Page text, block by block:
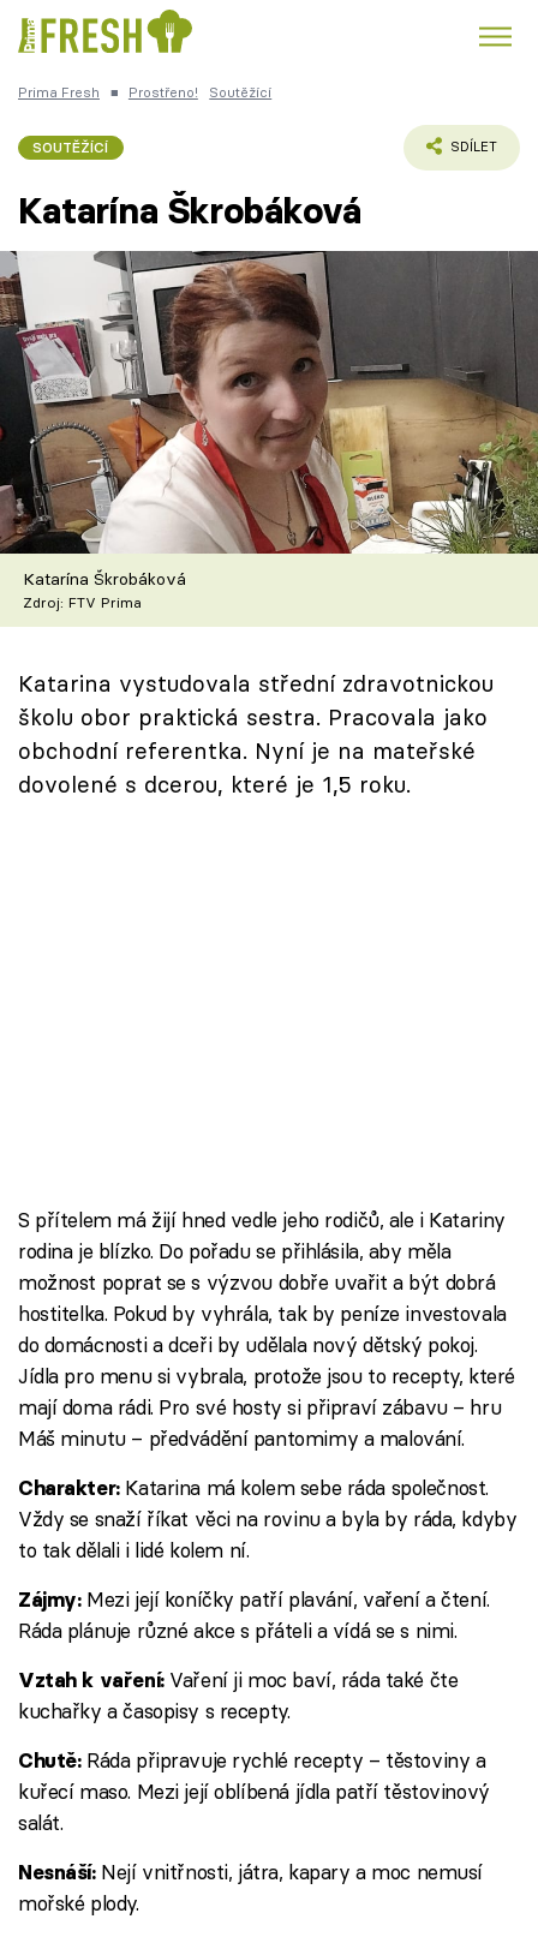
Česká kuchyně
Témata
Přihlášení
Sledujte nás
Prima Fresh ■ Prostřeno! Soutěžící
SOUTĚŽÍCÍ SDÍLET
Katarína Škrobáková
Katarína Škrobáková
Zdroj: FTV Prima
Katarina vystudovala střední zdravotnickou
školu obor praktická sestra. Pracovala jako
obchodní referentka. Nyní je na mateřské
dovolené s dcerou, které je 1,5 roku.
S přítelem má žijí hned vedle jeho rodičů, ale i Katariny
rodina je blízko. Do pořadu se přihlásila, aby měla
možnost poprat se s výzvou dobře uvařit a být dobrá
hostitelka. Pokud by vyhrála, tak by peníze investovala
do domácnosti a dceři by udělala nový dětský pokoj.
Jídla pro menu si vybrala, protože jsou to recepty, které
mají doma rádi. Pro své hosty si připraví zábavu – hru
Máš minutu – předvádění pantomimy a malování.
Charakter: Katarina má kolem sebe ráda společnost.
Vždy se snaží říkat věci na rovinu a byla by ráda, kdyby
to tak dělali i lidé kolem ní.
Zájmy: Mezi její koníčky patří plavání, vaření a čtení.
Ráda plánuje různé akce s přáteli a vídá se s nimi.
Vztah k vaření: Vaření ji moc baví, ráda také čte
kuchařky a časopisy s recepty.
Chutě: Ráda připravuje rychlé recepty – těstoviny a
kuřecí maso. Mezi její oblíbená jídla patří těstovinový
salát.
Nesnáší: Nejí vnitřnosti, játra, kapary a moc nemusí
mořské plody.